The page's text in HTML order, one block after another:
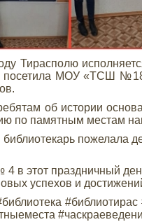
Тирасполю
посетила МОУ «ТСШ
об истории
по памятным местам
пожелала
в этот праздничный
успехов и